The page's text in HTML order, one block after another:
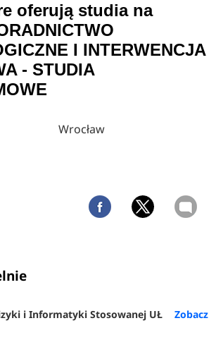
oferują studia na
I INTERWENCJA
- STUDIA
Wrocław
i Informatyki Stosowanej UŁ